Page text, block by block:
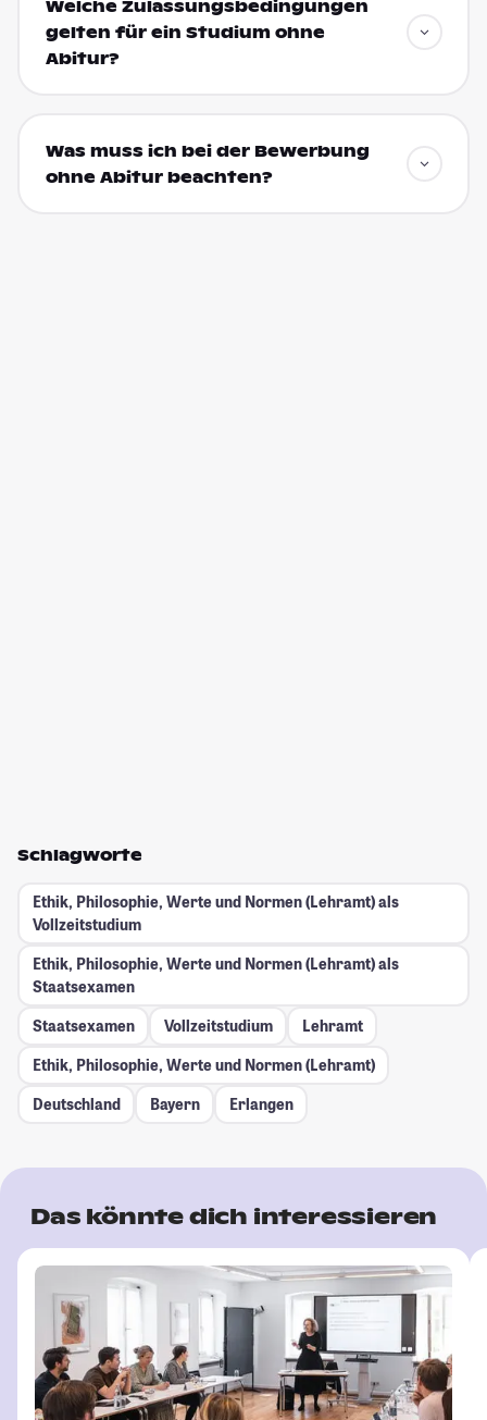
Welche Zulassungsbedingungen
gelten für ein Studium ohne
Abitur?
Was muss ich bei der Bewerbung
ohne Abitur beachten?
Schlagworte
Ethik, Philosophie, Werte und Normen (Lehramt) als
Vollzeitstudium
Ethik, Philosophie, Werte und Normen (Lehramt) als
Staatsexamen
Staatsexamen
Vollzeitstudium
Lehramt
Ethik, Philosophie, Werte und Normen (Lehramt)
Deutschland
Bayern Erlangen
Das könnte dich interessieren